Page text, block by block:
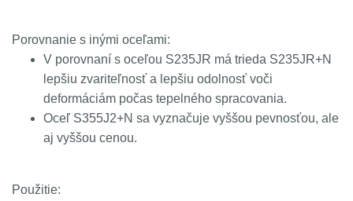
Porovnanie s inými oceľami:
V porovnaní s oceľou S235JR má trieda S235JR+N
lepšiu zvariteľnosť a lepšiu odolnosť voči
deformáciám počas tepelného spracovania.
Oceľ S355J2+N sa vyznačuje vyššou pevnosťou, ale
aj vyššou cenou.
Použitie: